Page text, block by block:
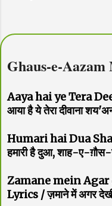
Ghaus-e-Aazam
Aaya hai ye Tera
आया है ये तेरा दीवाना
Humari hai Dua
हमारी है दुआ, शाह-ए-
Zamane mein
Lyrics / ज़माने में अगर